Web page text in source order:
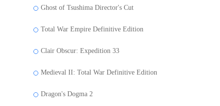
Ghost of Tsushima Director's Cut
Total War Empire Definitive Edition
Clair Obscur: Expedition 33
Medieval II: Total War Definitive Edition
Dragon's Dogma 2